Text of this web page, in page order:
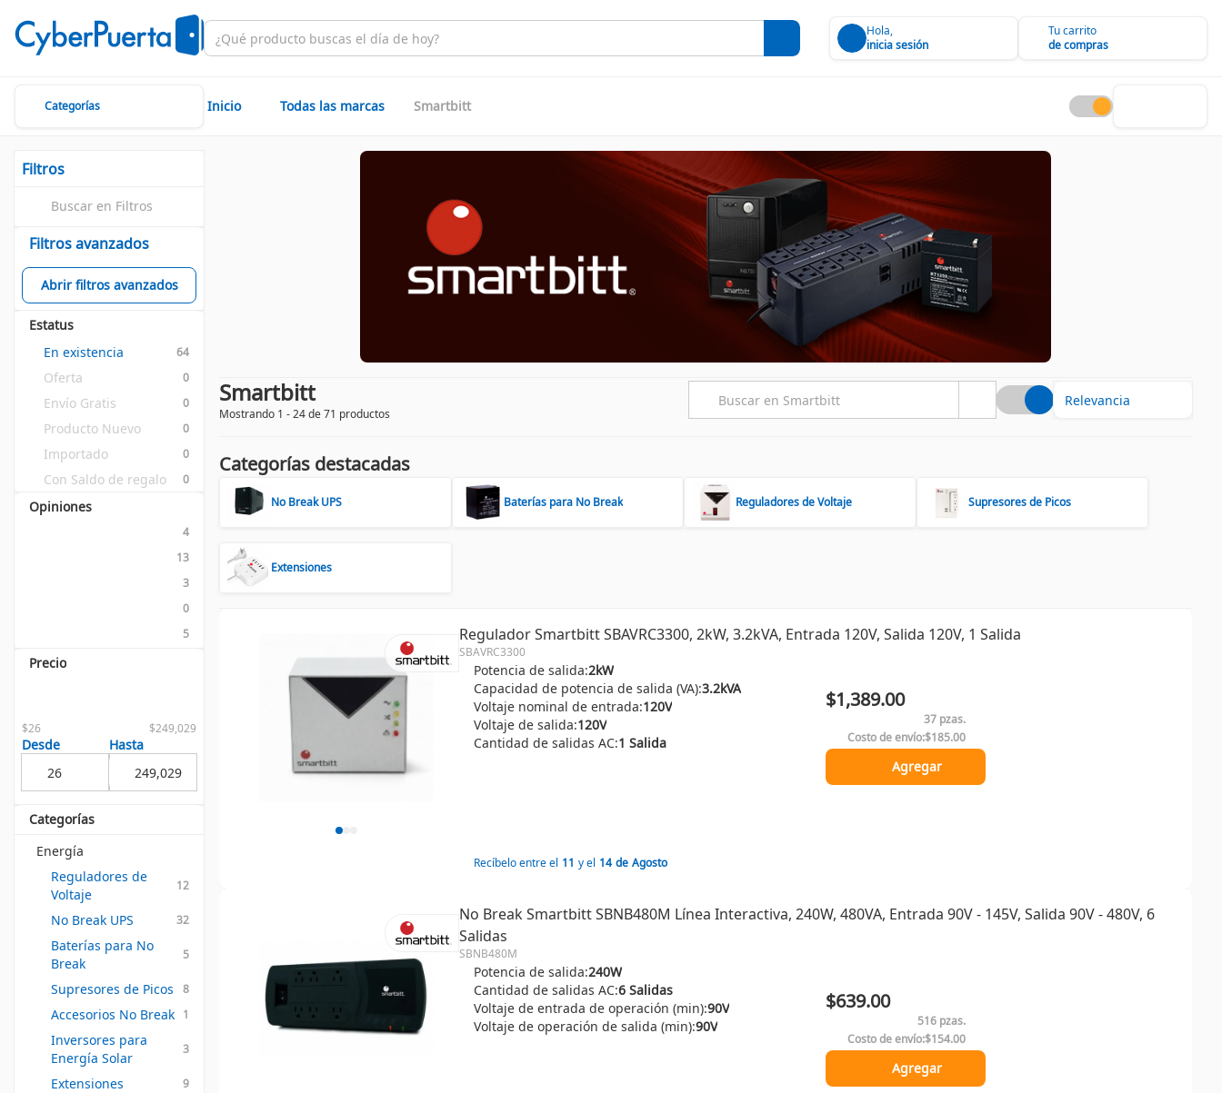
Hola,
inicia sesión
Tu carrito
de compras
Categorías Inicio Todas las marcas Smartbitt
Filtros
Filtros avanzados
Abrir filtros avanzados
Estatus
En existencia
64
Oferta 0
Envío Gratis 0
Producto Nuevo 0
Importado 0
Con Saldo de regalo 0
Opiniones
4
13
3
0
5
Precio
$26 $249,029
Desde Hasta
Categorías
Energía
Reguladores de
Voltaje
12
No Break UPS 32
Baterías para No
Break
5
Supresores de Picos 8
Accesorios No Break 1
Inversores para
Energía Solar
3
Extensiones 9
Smartbitt
Mostrando 1 - 24 de 71 productos
Categorías destacadas
No Break UPS Baterías para No Break Reguladores de Voltaje Supresores de Picos
Extensiones
Regulador Smartbitt SBAVRC3300, 2kW, 3.2kVA, Entrada 120V, Salida 120V, 1 Salida
SBAVRC3300
Potencia de salida:2kW
Capacidad de potencia de salida (VA):3.2kVA
Voltaje nominal de entrada:120V
Voltaje de salida:120V
Cantidad de salidas AC:1 Salida
Recíbelo entre el 11 y el 14 de Agosto
$1,389.00
Costo de envío:$185.00
37 pzas.
Agregar
No Break Smartbitt SBNB480M Línea Interactiva, 240W, 480VA, Entrada 90V - 145V, Salida 90V - 480V, 6
Salidas
SBNB480M
Potencia de salida:240W
Cantidad de salidas AC:6 Salidas
Voltaje de entrada de operación (min):90V
Voltaje de operación de salida (min):90V
$639.00
Costo de envío:$154.00
516 pzas.
Agregar